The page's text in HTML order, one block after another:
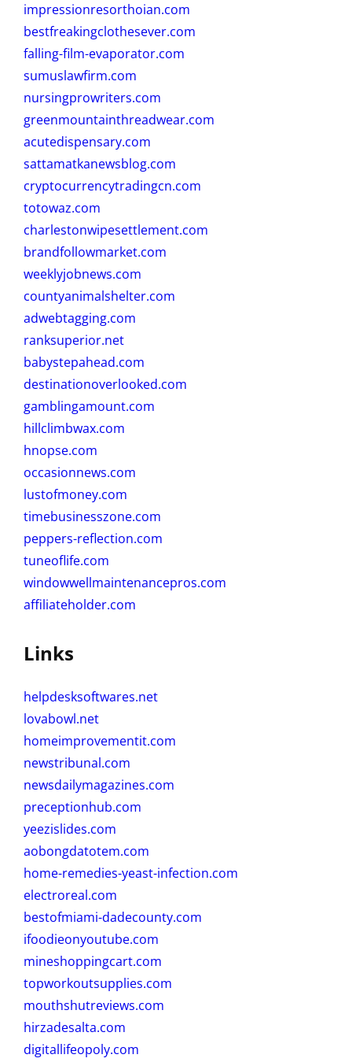
impressionresorthoian.com
bestfreakingclothesever.com
falling-film-evaporator.com
sumuslawfirm.com
nursingprowriters.com
greenmountainthreadwear.com
acutedispensary.com
sattamatkanewsblog.com
cryptocurrencytradingcn.com
totowaz.com
charlestonwipesettlement.com
brandfollowmarket.com
weeklyjobnews.com
countyanimalshelter.com
adwebtagging.com
ranksuperior.net
babystepahead.com
destinationoverlooked.com
gamblingamount.com
hillclimbwax.com
hnopse.com
occasionnews.com
lustofmoney.com
timebusinesszone.com
peppers-reflection.com
tuneoflife.com
windowwellmaintenancepros.com
affiliateholder.com
Links
helpdesksoftwares.net
lovabowl.net
homeimprovementit.com
newstribunal.com
newsdailymagazines.com
preceptionhub.com
yeezislides.com
aobongdatotem.com
home-remedies-yeast-infection.com
electroreal.com
bestofmiami-dadecounty.com
ifoodieonyoutube.com
mineshoppingcart.com
topworkoutsupplies.com
mouthshutreviews.com
hirzadesalta.com
digitallifeopoly.com